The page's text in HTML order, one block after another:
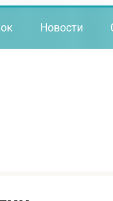
Новости